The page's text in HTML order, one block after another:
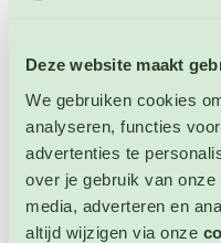
Deze website maakt
We gebruiken cookies
analyseren, functies
advertenties te
over je gebruik van
media, adverteren en
altijd wijzigen via onze
lekker in combinatie
peterselie, basilicum,
lamsvlees, kip,
peper, varkensvlees,
cayennepeper, pasta
courgettes, tomaten,
winterharde eenjarige.